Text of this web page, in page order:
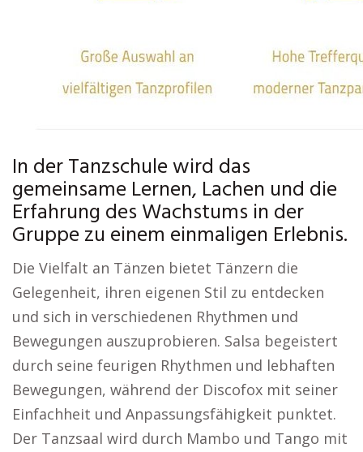
In der Tanzschule wird das
gemeinsame Lernen, Lachen und die
Erfahrung des Wachstums in der
Gruppe zu einem einmaligen Erlebnis.
Die Vielfalt an Tänzen bietet Tänzern die
Gelegenheit, ihren eigenen Stil zu entdecken
und sich in verschiedenen Rhythmen und
Bewegungen auszuprobieren. Salsa begeistert
durch seine feurigen Rhythmen und lebhaften
Bewegungen, während der Discofox mit seiner
Einfachheit und Anpassungsfähigkeit punktet.
Der Tanzsaal wird durch Mambo und Tango mit